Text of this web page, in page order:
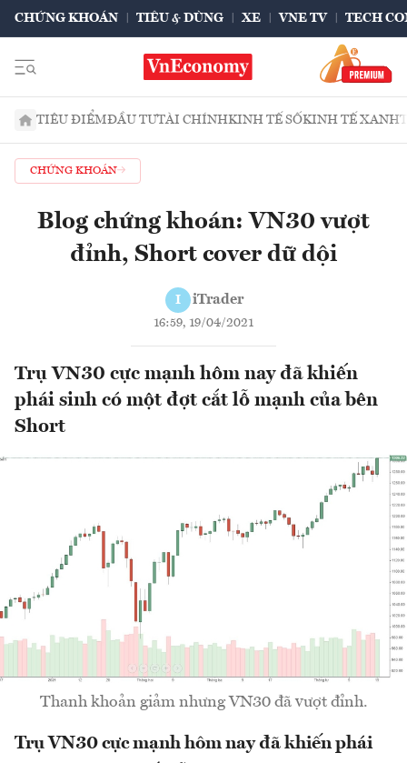
CHỨNG KHOÁN TIÊU & DÙNG XE VNE TV TECH
TIÊU ĐIỂMĐẦU TƯTÀI CHÍNHKINH TẾ SỐKINH TẾ XANH
CHỨNG KHOÁN
Blog chứng khoán: VN30 vượt
đỉnh, Short cover dữ dội
I iTrader
16:59, 19/04/2021
Trụ VN30 cực mạnh hôm nay đã khiến
phái sinh có một đợt cắt lỗ mạnh của bên
Short
Thanh khoản giảm nhưng VN30 đã vượt đỉnh.
Trụ VN30 cực mạnh hôm nay đã khiến phái